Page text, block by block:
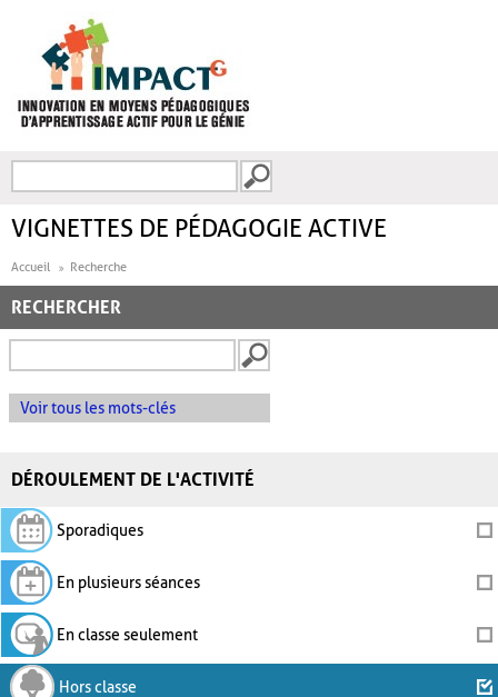
FORMULAIRE DE
VIGNETTES DE PÉDAGOGIE ACTIVE
Accueil Recherche
RECHERCHER
Voir tous les mots-clés
DÉROULEMENT DE L'ACTIVITÉ
Sporadiques
En plusieurs séances
En classe seulement
Hors classe